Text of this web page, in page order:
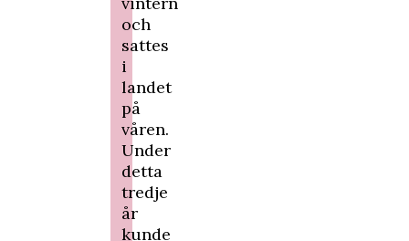
och
sattes
i
landet
på
våren.
Under
detta
tredje
år
kunde